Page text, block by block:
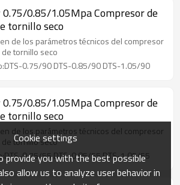
0.85/1.05Mpa Compresor de
tornillo seco
de los parámetros técnicos del compresor
tornillo seco
modelo:DTS-0.75/90 DTS-0.85/90 DTS-1.05/90
0.85/1.05Mpa Compresor de
tornillo seco
de los parámetros técnicos del compresor
de tornillo seco
modelo:DTS-0.75/55 DTS-0.85/55 DTS-1.05/55
Cookie settings
provide you with the best possible
allow us to analyze user behavior in